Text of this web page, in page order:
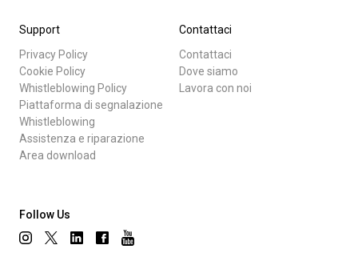
Support
Privacy Policy
Cookie Policy
Whistleblowing Policy
Piattaforma di segnalazione
Whistleblowing
Assistenza e riparazione
Area download
Contattaci
Contattaci
Dove siamo
Lavora con noi
Follow Us